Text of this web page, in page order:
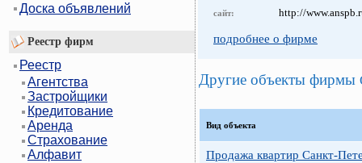
Доска объявлений
Реестр фирм
Реестр
Агентства
Застройщики
Кредитование
Аренда
Страхование
Алфавит
сайт: http://
подробнее о фирме
Другие объекты фирмы
Вид объекта
Продажа квартир Санкт-